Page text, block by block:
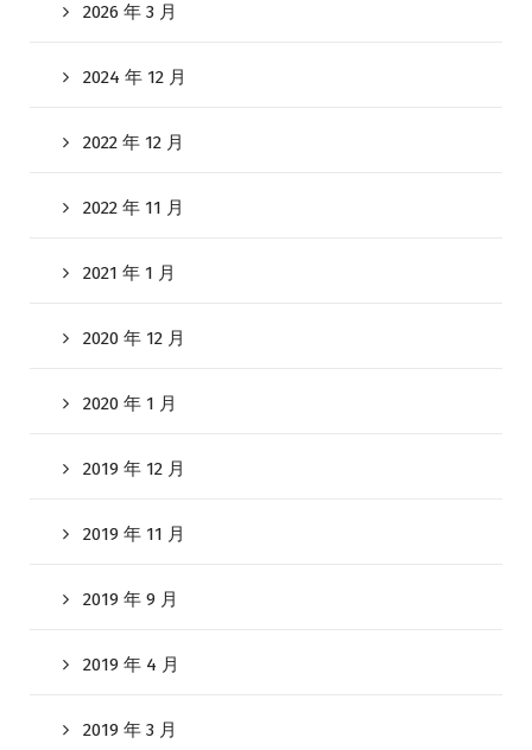
2026 年 3 月
2024 年 12 月
2022 年 12 月
2022 年 11 月
2021 年 1 月
2020 年 12 月
2020 年 1 月
2019 年 12 月
2019 年 11 月
2019 年 9 月
2019 年 4 月
2019 年 3 月